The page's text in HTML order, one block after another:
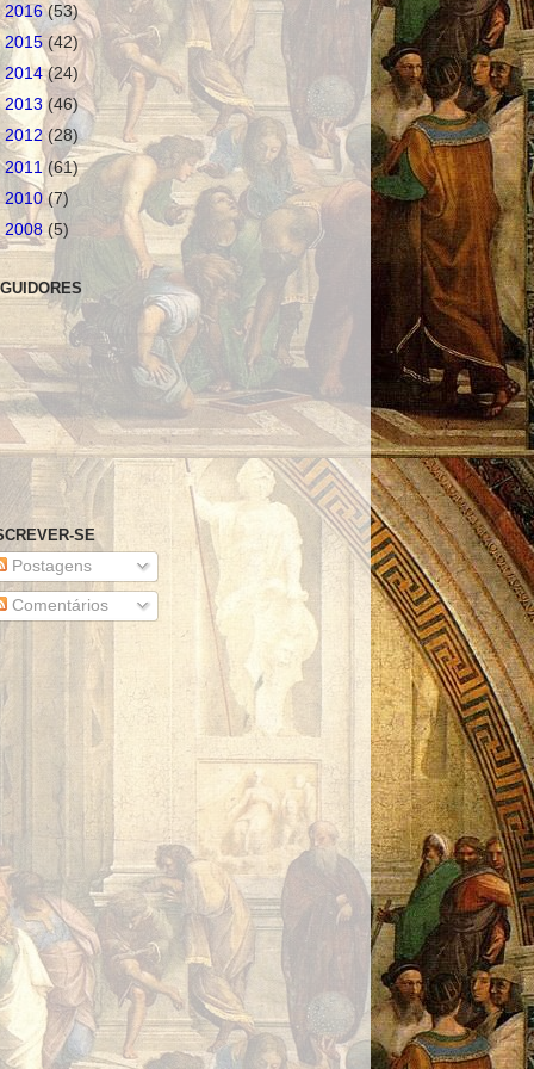
2016(53)
2015(42)
2014(24)
2013(46)
2012(28)
2011(61)
2010(7)
2008(5)
SE
Postagens
Comentários